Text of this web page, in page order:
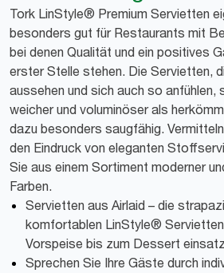
Tork LinStyle® Premium Servietten
besonders gut für Restaurants mit
bei denen Qualität und ein positives
erster Stelle stehen. Die Servietten,
aussehen und sich auch so anfühlen,
weicher und voluminöser als
dazu besonders saugfähig.
den Eindruck von eleganten
Sie aus einem Sortiment moderner
Farben.
Servietten aus Airlaid – die
komfortablen LinStyle®
Vorspeise bis zum Dessert
Sprechen Sie Ihre Gäste durch